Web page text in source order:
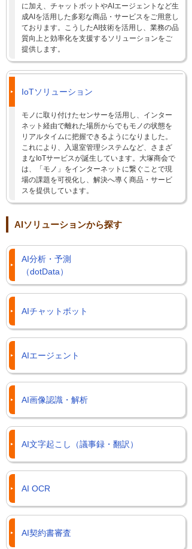
に加え、チャットボットやAIエージェントなど生
成AIを活用した多彩な商品・サービスをご用意し
ております。こうしたAI技術を活用し、業務の品
質向上と効率化を支援するソリューションをご
提供します。
IoTソリューション
モノに取り付けたセンサーを活用し、インター
ネット経由で離れた場所からでもモノの状態を
リアルタイムに把握できるようになりました。
これにより、入退室管理システムなど、さまざ
まなIoTサービスが誕生しています。大塚商会で
は、「モノ」をインターネットに繋ぐことで現
場の課題を可視化し、解決へ導く商品・サービ
スを提供しています。
AIソリューションから探す
AI分析・予測
（dotData）
AIチャットボット
AIエージェント
AI画像認識・解析
AI文字起こし（議事録・翻訳）
AI OCR
AI契約書審査